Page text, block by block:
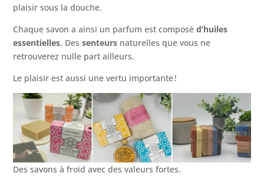
plaisir sous la douche.
Chaque savon a ainsi un parfum est composéd’huiles
essentielles. Dessenteurs naturelles que vous ne
retrouverez nulle part ailleurs.
Le plaisir est aussi une vertu importante !
Des savons à froid avec des valeurs fortes.